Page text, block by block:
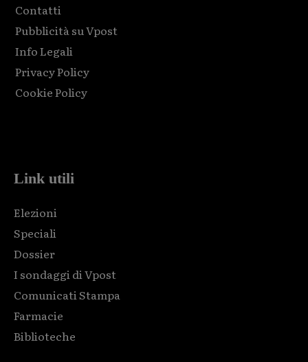
Contatti
Pubblicità su Vpost
Info Legali
Privacy Policy
Cookie Policy
Link utili
Elezioni
Speciali
Dossier
I sondaggi di Vpost
Comunicati Stampa
Farmacie
Biblioteche